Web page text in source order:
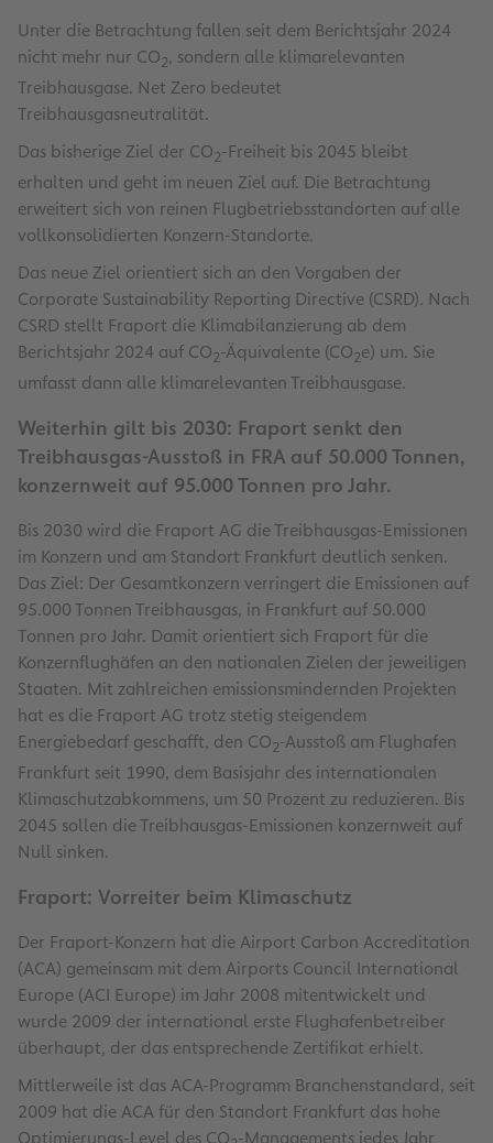
Unter die Betrachtung fallen seit dem Berichtsjahr 2024
nicht mehr nur CO2, sondern alle klimarelevanten
Treibhausgase. Net Zero bedeutet
Treibhausgasneutralität.
Das bisherige Ziel der CO2-Freiheit bis 2045 bleibt
erhalten und geht im neuen Ziel auf. Die Betrachtung
erweitert sich von reinen Flugbetriebsstandorten auf alle
vollkonsolidierten Konzern-Standorte.
Das neue Ziel orientiert sich an den Vorgaben der
Corporate Sustainability Reporting Directive (CSRD). Nach
CSRD stellt Fraport die Klimabilanzierung ab dem
Berichtsjahr 2024 auf CO2-Äquivalente (CO2e) um. Sie
umfasst dann alle klimarelevanten Treibhausgase.
Weiterhin gilt bis 2030: Fraport senkt den
Treibhausgas-Ausstoß in FRA auf 50.000 Tonnen,
konzernweit auf 95.000 Tonnen pro Jahr.
Bis 2030 wird die Fraport AG die Treibhausgas-Emissionen
im Konzern und am Standort Frankfurt deutlich senken.
Das Ziel: Der Gesamtkonzern verringert die Emissionen auf
95.000 Tonnen Treibhausgas, in Frankfurt auf 50.000
Tonnen pro Jahr. Damit orientiert sich Fraport für die
Konzernflughäfen an den nationalen Zielen der jeweiligen
Staaten. Mit zahlreichen emissionsmindernden Projekten
hat es die Fraport AG trotz stetig steigendem
Energiebedarf geschafft, den CO2-Ausstoß am Flughafen
Frankfurt seit 1990, dem Basisjahr des internationalen
Klimaschutzabkommens, um 50 Prozent zu reduzieren. Bis
2045 sollen die Treibhausgas-Emissionen konzernweit auf
Null sinken.
Fraport: Vorreiter beim Klimaschutz
Der Fraport-Konzern hat die Airport Carbon Accreditation
(ACA) gemeinsam mit dem Airports Council International
Europe (ACI Europe) im Jahr 2008 mitentwickelt und
wurde 2009 der international erste Flughafenbetreiber
überhaupt, der das entsprechende Zertifikat erhielt.
Mittlerweile ist das ACA-Programm Branchenstandard, seit
2009 hat die ACA für den Standort Frankfurt das hohe